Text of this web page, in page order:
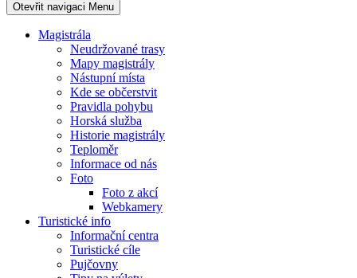
Otevřit navigaci Menu
Magistrála
Neudržované trasy
Mapy magistrály
Nástupní místa
Kde se občerstvit
Pravidla pohybu
Horská služba
Historie magistrály
Teploměr
Informace od nás
Foto
Foto z akcí
Webkamery
Turistické info
Informační centra
Turistické cíle
Pujčovny